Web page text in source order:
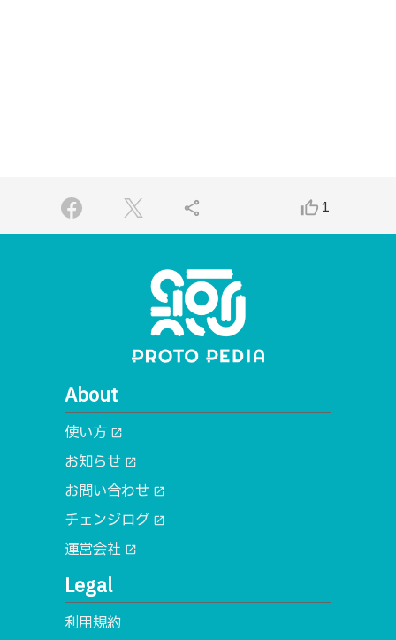
share thumb_up_alt1
About
使い方 open_in_new
お知らせ open_in_new
お問い合わせ open_in_new
チェンジログ open_in_new
運営会社 open_in_new
Legal
利用規約